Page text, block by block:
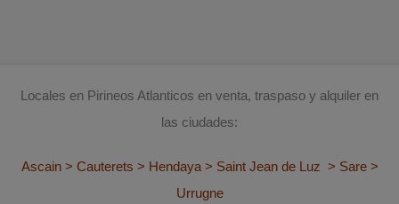
Locales en Pirineos Atlanticos en venta, traspaso y alquiler en
las ciudades:
Ascain> Cauterets > Hendaya> Saint Jean de Luz > Sare>
Urrugne